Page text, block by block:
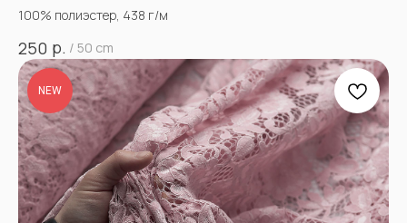
100% полиэстер, 438 г/м
250 р. / 50 cm
NEW